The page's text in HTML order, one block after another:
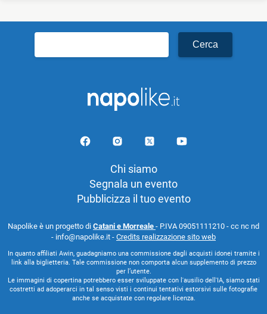
per:
Chi siamo
Segnala un evento
Pubblicizza il tuo evento
Napolike è un progetto di Catani e Morreale - P.IVA 09051111210 - cc nc nd
- info@napolike.it - Credits realizzazione sito web
In quanto affiliati Awin, guadagniamo una commissione dagli acquisti idonei tramite i
link alla biglietteria. Tale commissione non comporta alcun supplemento di prezzo
per l’utente.
Le immagini di copertina potrebbero esser sviluppate con l'ausilio dell'IA, siamo stati
costretti ad adoperarci in tal senso visti i continui tentativi estorsivi sulle fotografie
anche se acquistate con regolare licenza.